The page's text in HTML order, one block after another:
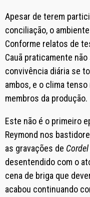
Apesar de terem
conciliação, o
Conforme relatos de
Cauã praticamente
convivência diária se
ambos, e o clima
membros da produção.
Este não é o primeiro
Reymond nos
as gravações de
desentendido com o
cena de briga que
acabou continuando